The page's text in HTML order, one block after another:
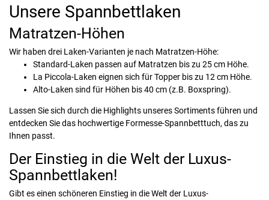
Unsere Spannbettlaken
Matratzen-Höhen
Wir haben drei Laken-Varianten je nach Matratzen-Höhe:
Standard-Laken passen auf Matratzen bis zu 25 cm Höhe.
La Piccola-Laken eignen sich für Topper bis zu 12 cm Höhe.
Alto-Laken sind für Höhen bis 40 cm (z.B. Boxspring).
Lassen Sie sich durch die Highlights unseres Sortiments führen und
entdecken Sie das hochwertige Formesse-Spannbetttuch, das zu
Ihnen passt.
Der Einstieg in die Welt der Luxus-
Spannbettlaken!
Gibt es einen schöneren Einstieg in die Welt der Luxus-